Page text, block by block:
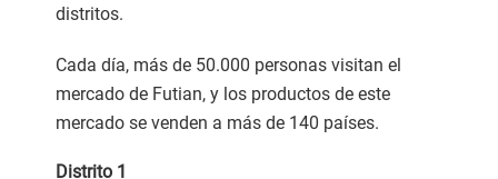
distritos.
Cada día, más de 50.000 personas visitan el
mercado de Futian, y los productos de este
mercado se venden a más de 140 países.
Distrito 1